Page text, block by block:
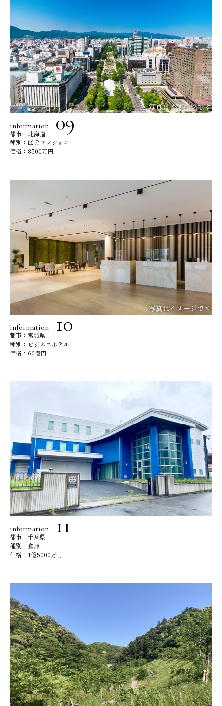
information
都市：北海道
種別：区分マンション
価格：8500万円
information
都市：宮城県
種別：ビジネスホテル
価格：66億円
information
都市：千葉県
種別：倉庫
価格：1億5000万円